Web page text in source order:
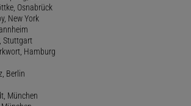
Osnabrück
New York
Stuttgart
Hamburg
Berlin
München